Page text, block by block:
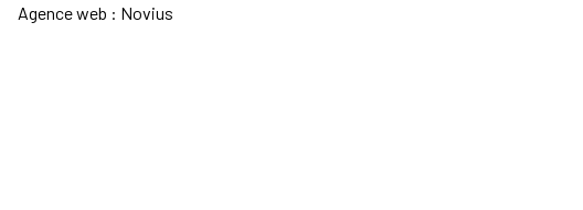
Agence web : Novius